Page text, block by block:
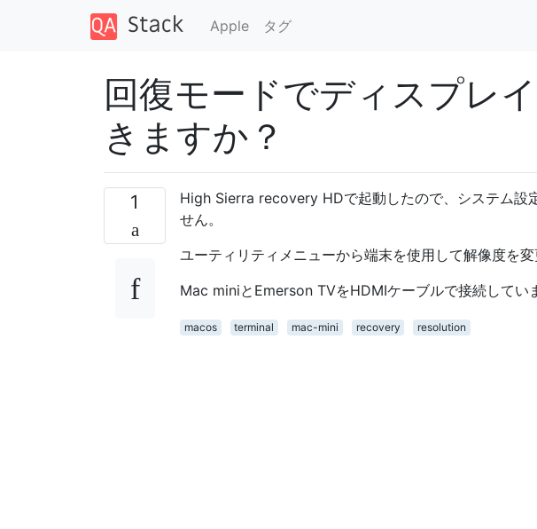
Apple タグ
回復モードでディスプレ
きますか？
1
High Sierra recovery HDで起動したので、システム設
せん。
ユーティリティメニューから端末を使用して解像度を変
Mac miniとEmerson TVをHDMIケーブルで接続してい
macos terminal mac-mini recovery resolution